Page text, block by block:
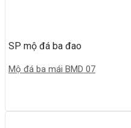
SP mộ đá ba đao
Mộ đá ba mái BMD 07